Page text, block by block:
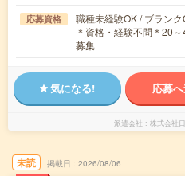
応募資格
職種未経験OK / ブランク
＊資格・経験不問＊20
募集
気になる! 応募
派遣会社 株式会社
未読 掲載日 2026/08/06